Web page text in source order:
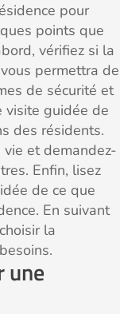
pour
points que
vérifiez si la
permettra de
de sécurité et
visite guidée de
des résidents.
et demandez-
Enfin, lisez
de ce que
En suivant
la
une